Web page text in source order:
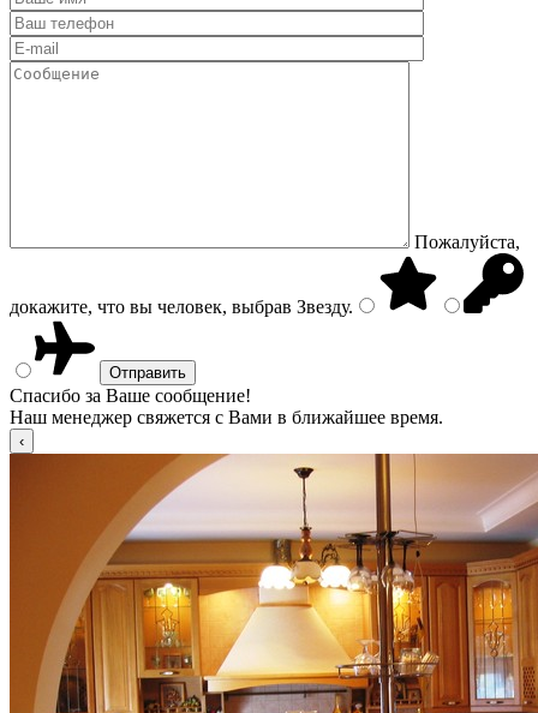
Пожалуйста,
докажите, что вы человек, выбрав Звезду.
Спасибо за Ваше сообщение!
Наш менеджер свяжется с Вами в ближайшее время.